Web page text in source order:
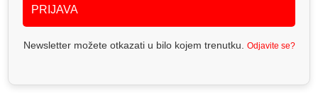
PRIJAVA
Newsletter možete otkazati u bilo kojem trenutku. Odjavite se?